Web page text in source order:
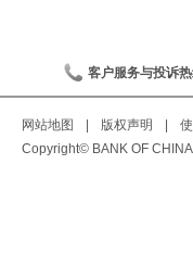
客户服务与投诉热
网站地图 版权声明
Copyright© BANK OF